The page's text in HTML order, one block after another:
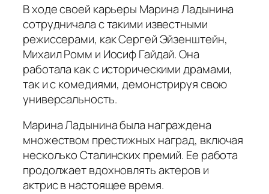
В ходе своей карьеры Марина Ладынина
сотрудничала с такими известными
режиссерами, как Сергей Эйзенштейн,
Михаил Ромм и Иосиф Гайдай. Она
работала как с историческими драмами,
так и с комедиями, демонстрируя свою
универсальность.
Марина Ладынина была награждена
множеством престижных наград, включая
несколько Сталинских премий. Ее работа
продолжает вдохновлять актеров и
актрис в настоящее время.